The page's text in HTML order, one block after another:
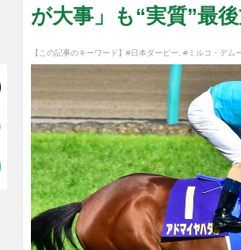
が大事」も“実質”最
【この記事のキーワード】 #日本ダービー #ミルコ・デム